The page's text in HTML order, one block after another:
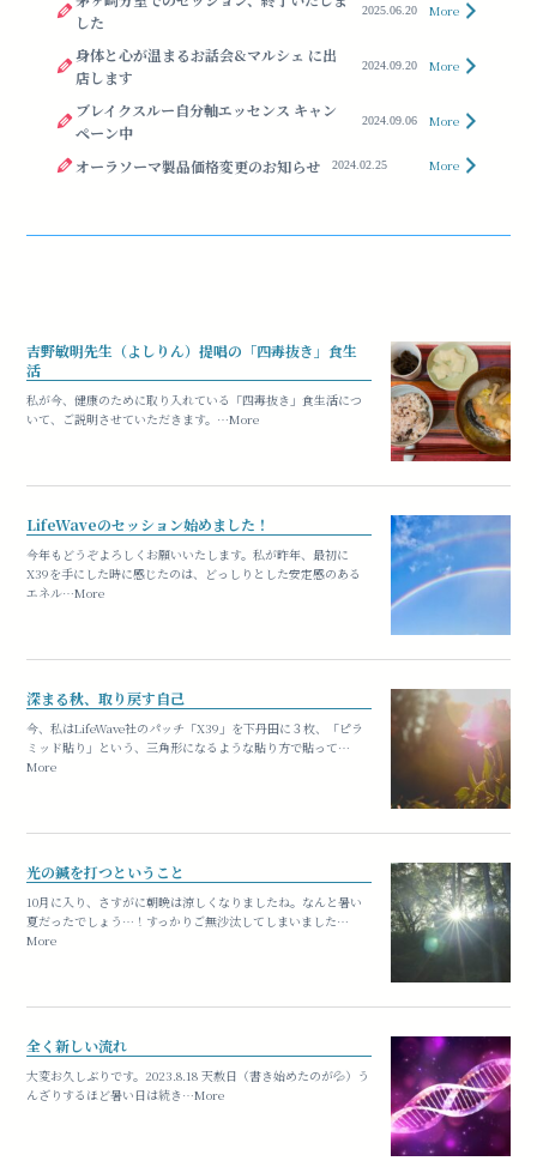
した
2025.06.20 More
身体と心が温まるお話会&マルシェ に出
店します
2024.09.20 More
ブレイクスルー自分軸エッセンス キャン
ペーン中
2024.09.06 More
オーラソーマ製品価格変更のお知らせ 2024.02.25 More
吉野敏明先生（よしりん）提唱の「四毒抜き」食生
活
私が今、健康のために取り入れている「四毒抜き」食生活につ
いて、ご説明させていただきます。…More
LifeWaveのセッション始めました！
今年もどうぞよろしくお願いいたします。私が昨年、最初に
X39を手にした時に感じたのは、どっしりとした安定感のある
エネル…More
深まる秋、取り戻す自己
今、私はLifeWave社のパッチ「X39」を下丹田に３枚、「ピラ
ミッド貼り」という、三角形になるような貼り方で貼って…
More
光の鍼を打つということ
10月に入り、さすがに朝晩は涼しくなりましたね。なんと暑い
夏だったでしょう…！すっかりご無沙汰してしまいました…
More
全く新しい流れ
大変お久しぶりです。2023.8.18 天赦日（書き始めたのが💦）う
んざりするほど暑い日は続き…More